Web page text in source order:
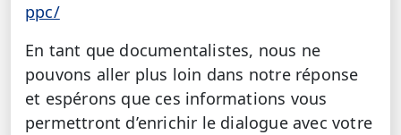
ppc/
En tant que documentalistes, nous ne
pouvons aller plus loin dans notre réponse
et espérons que ces informations vous
permettront d’enrichir le dialogue avec votre